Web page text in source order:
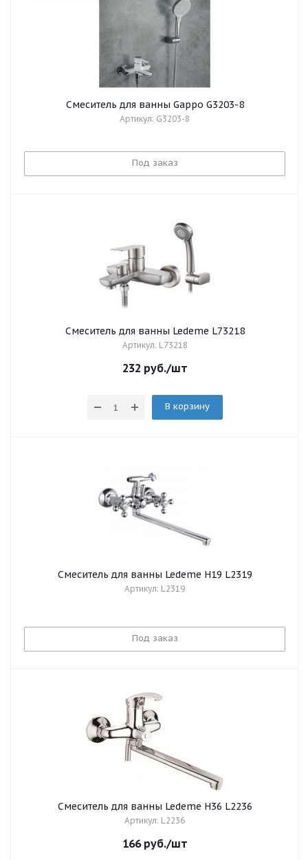
Смеситель для ванны Gappo G3203-8
Артикул: G3203-8
Под заказ
Смеситель для ванны Ledeme L73218
Артикул: L73218
232 руб./шт
В корзину
Смеситель для ванны Ledeme H19 L2319
Артикул: L2319
Под заказ
Смеситель для ванны Ledeme H36 L2236
Артикул: L2236
166руб./шт